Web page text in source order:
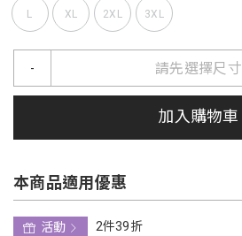
L XL 2XL 3XL
請先選擇尺寸
-
加入購物車
本商品適用優惠
活動
2件39折